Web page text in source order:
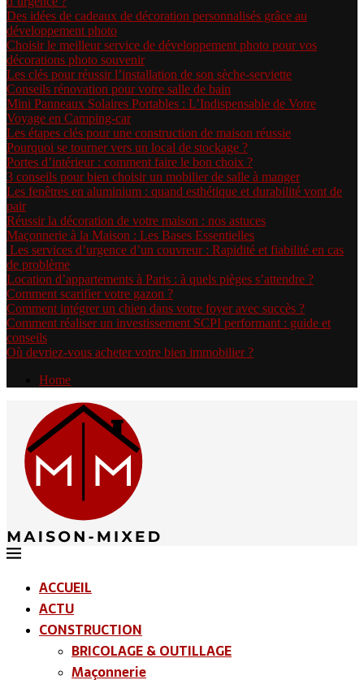
Des idées de cadeaux de décoration personnalisés grâce au
développement photo
Choisir le meilleur service de développement photo pour vos
décorations photo souvenir
Les clés pour réussir l’installation de son sèche-serviette
Conseils rénovation pour votre salle de bain
Mini Panneaux Solaires Portables : L’Indispensable de Votre
Voyage en Camping-car
Les étapes clés pour une construction de maison réussie
Pourquoi se tourner vers un local de stockage ?
Portes d’intérieur : comment faire le bon choix ?
3 conseils pour bien choisir un mobilier de salle à manger
Les fenêtres en aluminium : quand esthétique et durabilité vont de
pair
Réussir la décoration de votre maison : nos astuces
Maçonnerie à la Maison : Les Bases Essentielles
Les services d’urgence d’un couvreur : Rapidité et fiabilité en cas
de problème
Location d’appartements à Paris : à quels pièges s’attendre ?
Comment scarifier votre gazon ?
Comment intégrer un chien dans votre foyer avec succès ?
Comment réaliser un investissement SCPI performant : guide et
conseils
Où devriez-vous acheter votre bien immobilier ?
Home
ACCUEIL
ACTU
CONSTRUCTION
BRICOLAGE & OUTILLAGE
Maçonnerie